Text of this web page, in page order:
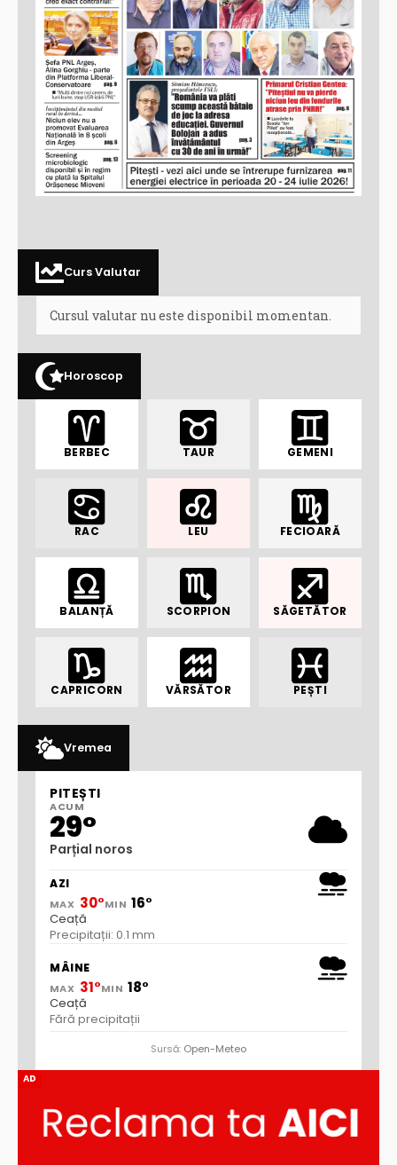
AD
Curs Valutar
Cursul valutar nu este disponibil momentan.
Horoscop
BERBEC TAUR GEMENI
RAC LEU FECIOARĂ
BALANȚĂ SCORPION SĂGETĂTOR
CAPRICORN VĂRSĂTOR PEȘTI
Vremea
PITEȘTI
ACUM
29°
Parțial noros
AZI
MAX 30°MIN 16°
Ceață
Precipitații: 0.1 mm
MÂINE
MAX 31°MIN 18°
Ceață
Fără precipitații
Sursă: Open-Meteo